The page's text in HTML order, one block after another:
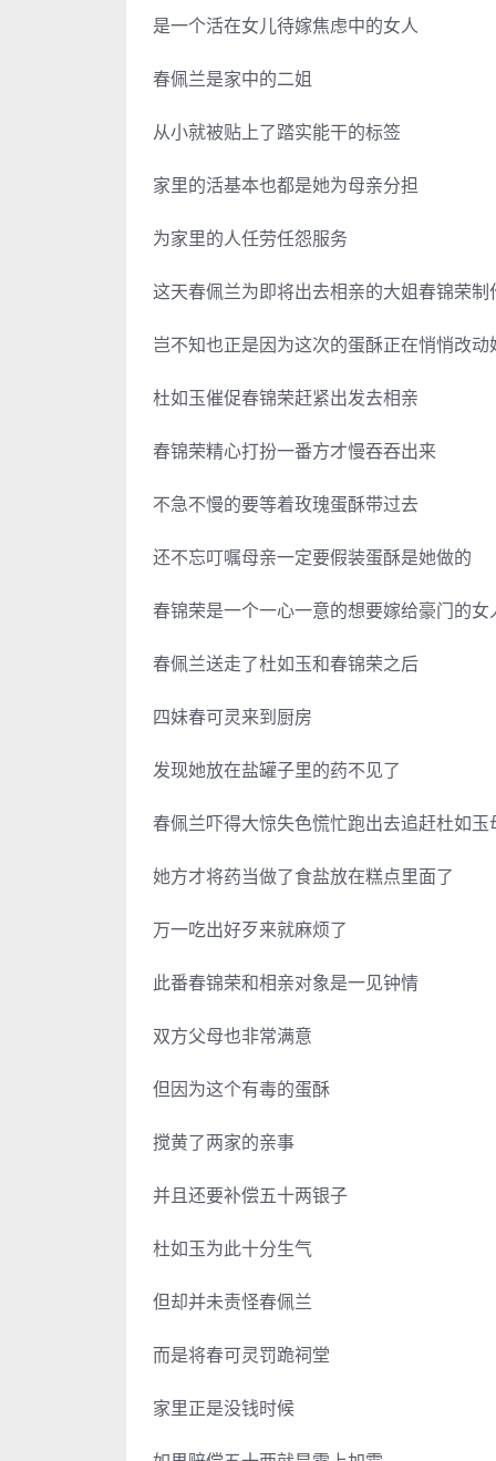
是一个活在女儿待嫁焦虑中的女人
春佩兰是家中的二姐
从小就被贴上了踏实能干的标签
家里的活基本也都是她为母亲分担
为家里的人任劳任怨服务
这天春佩兰为即将出去相亲的大姐春锦荣制
岂不知也正是因为这次的蛋酥正在悄悄改动
杜如玉催促春锦荣赶紧出发去相亲
春锦荣精心打扮一番方才慢吞吞出来
不急不慢的要等着玫瑰蛋酥带过去
还不忘叮嘱母亲一定要假装蛋酥是她做的
春锦荣是一个一心一意的想要嫁给豪门的女
春佩兰送走了杜如玉和春锦荣之后
四妹春可灵来到厨房
发现她放在盐罐子里的药不见了
春佩兰吓得大惊失色慌忙跑出去追赶杜如玉
她方才将药当做了食盐放在糕点里面了
万一吃出好歹来就麻烦了
此番春锦荣和相亲对象是一见钟情
双方父母也非常满意
但因为这个有毒的蛋酥
搅黄了两家的亲事
并且还要补偿五十两银子
杜如玉为此十分生气
但却并未责怪春佩兰
而是将春可灵罚跪祠堂
家里正是没钱时候